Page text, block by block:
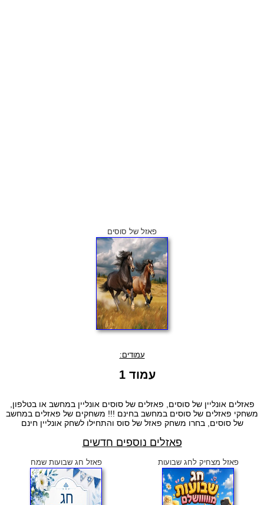
פאזל של סוסים
עמודים:
עמוד 1
פאזלים אונליין של סוסים, פאזלים של סוסים אונליין במחשב או בטלפון,
משחקי פאזלים של סוסים במחשב בחינם !!! משחקים של פאזלים במחשב
של סוסים, בחרו משחק פאזל של סוס והתחילו לשחק אונליין חינם
פאזלים נוספים חדשים
פאזל מצחיק לחג שבועות פאזל חג שבועות שמח